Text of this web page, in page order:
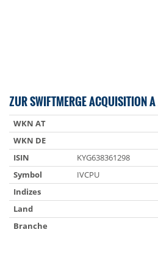
ZUR SWIFTMERGE ACQUISITION
WKN AT
WKN DE
ISIN
KYG638361298
Symbol
IVCPU
Indizes
Land
Branche